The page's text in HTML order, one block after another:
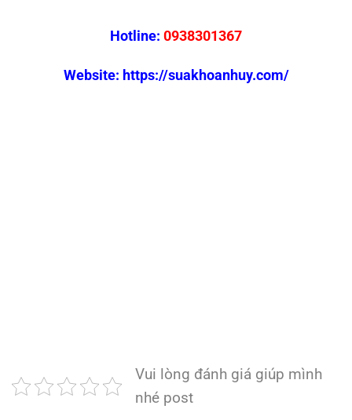
Hotline: 0938301367
Website: https://suakhoanhuy.com/
Vui lòng đánh giá giúp mình
nhé post